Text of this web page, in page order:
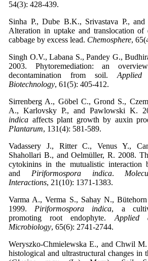
Sinha P., Dube B.K., Srivastava P.,
Alteration in uptake and translocation of
cabbage by excess lead. Chemosphere
Singh O.V., Labana S., Pandey G.,
2003. Phytoremediation: an
decontamination from soil.
Biotechnology
Sirrenberg A., Göbel C., Grond S.,
A., Karlovsky P., and Pawlowski K.
indica affects plant growth by auxin
Plantarum, 131(4): 581-589.
Vadassery J., Ritter C., Venus Y.,
Shahollari B., and Oelmüller, R. 2008.
cytokinins in the mutualistic interaction
and Piriformospora indica.
Interactions
Varma A., Verma S., Sahay N.,
1999. Piriformospora indica, a
promoting root endophyte. Applied
Microbiology
Weryszko‐Chmielewska E., and Chwil
histological and ultrastructural changes in